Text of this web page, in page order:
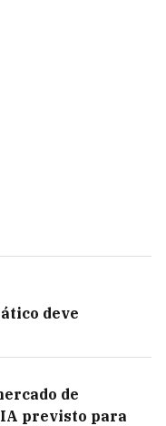
deve
de
previsto para